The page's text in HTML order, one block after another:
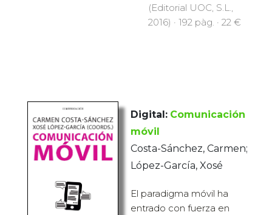
(Editorial UOC, S.L.,
2016) · 192 pàg. · 22 €
Digital: Comunicación
móvil
Costa-Sánchez, Carmen;
López-García, Xosé
El paradigma móvil ha
entrado con fuerza en